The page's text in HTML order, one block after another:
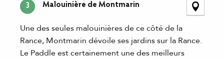
3 Malouinière de Montmarin
Une des seules malouinières de ce côté de la
Rance, Montmarin dévoile ses jardins sur la Rance.
Le Paddle est certainement une des meilleurs